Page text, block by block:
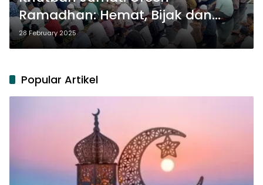
Ramadhan: Hemat, Bijak dan
Peduli Lingkungan
28 February 2025
Popular Artikel